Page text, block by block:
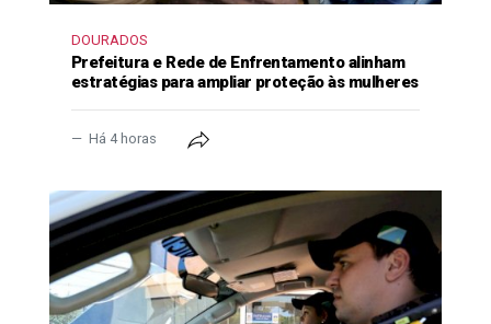
DOURADOS
Prefeitura e Rede de Enfrentamento alinham
estratégias para ampliar proteção às mulheres
Há 4 horas